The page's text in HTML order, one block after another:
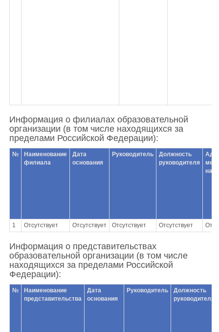
Информация о филиалах образовательной
организации (в том числе находящихся за
пределами Российской Федерации):
№
Наименование
филиала
Дата
основания
Руководитель
Должность
руководителя
1 Отсутствует Отсутствует Отсутствует Отсутствует
Информация о представительствах
образовательной организации (в том числе
находящихся за пределами Российской
Федерации):
№
Наименование
представительства
Дата
основания
Руководитель
Должность
руководителя